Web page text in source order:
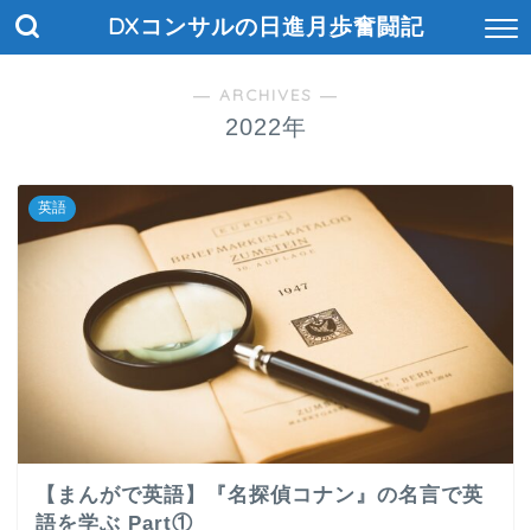
DXコンサルの日進月歩奮闘記
― ARCHIVES ―
2022年
英語
【まんがで英語】『名探偵コナン』の名言で英
語を学ぶ Part①